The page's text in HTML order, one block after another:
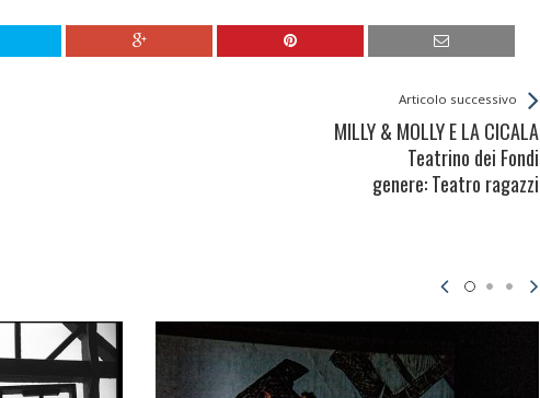
Articolo successivo
MILLY & MOLLY E LA CICALA
Teatrino dei Fondi
genere: Teatro ragazzi